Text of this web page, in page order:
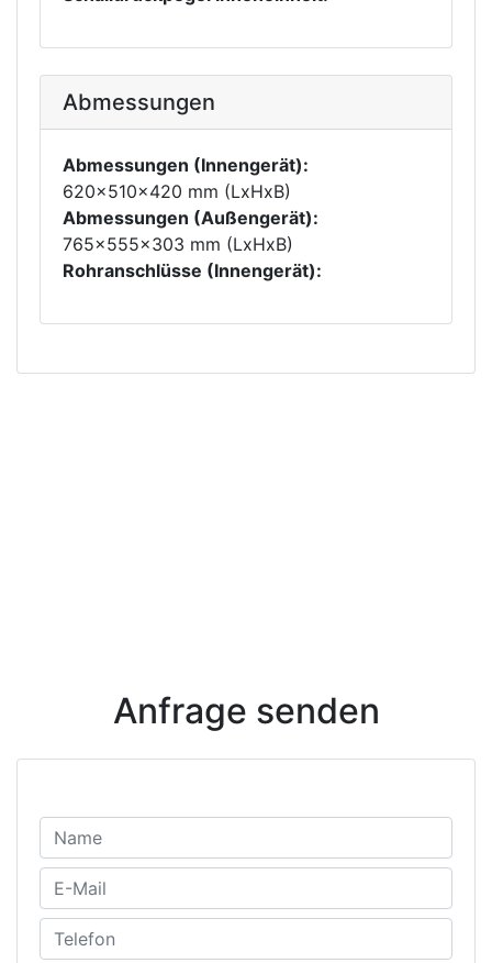
Abmessungen
Abmessungen (Innengerät):
620x510x420 mm (LxHxB)
Abmessungen (Außengerät):
765x555x303 mm (LxHxB)
Rohranschlüsse (Innengerät):
Anfrage senden